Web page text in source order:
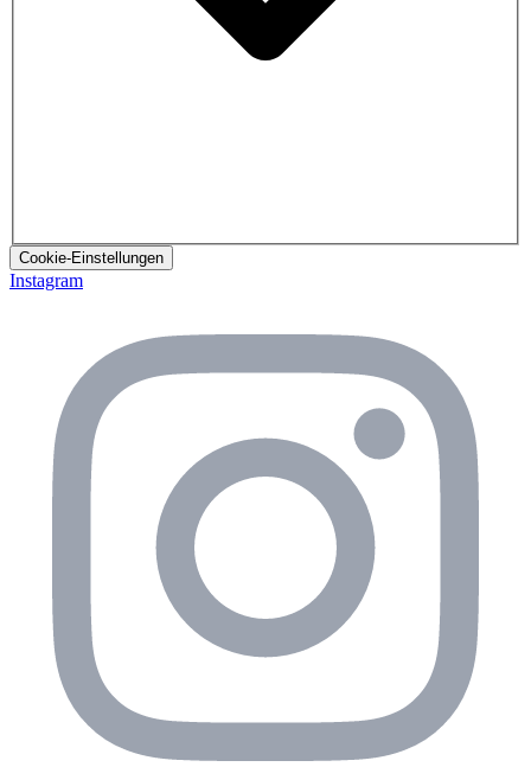
Cookie-Einstellungen
Instagram